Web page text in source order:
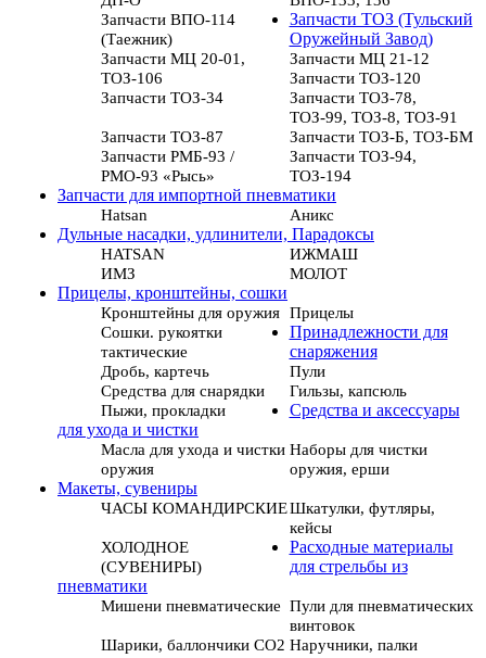
Запчасти ВПО-114
(Таежник)
Запчасти ТОЗ (Тульский
Оружейный Завод)
Запчасти МЦ 20-01,
ТОЗ-106
Запчасти МЦ 21-12
Запчасти ТОЗ-120
Запчасти ТОЗ-34
Запчасти ТОЗ-78,
ТОЗ-99, ТОЗ-8, ТОЗ-91
Запчасти ТОЗ-87
Запчасти ТОЗ-Б, ТОЗ-БМ
Запчасти РМБ-93 /
РМО-93 «Рысь»
Запчасти ТОЗ-94,
ТОЗ-194
Запчасти для импортной пневматики
Hatsan
Аникс
Дульные насадки, удлинители, Парадоксы
HATSAN
ИЖМАШ
ИМЗ
МОЛОТ
Прицелы, кронштейны, сошки
Кронштейны для оружия Прицелы
Сошки. рукоятки
тактические
Принадлежности для
снаряжения
Дробь, картечь
Пули
Средства для снарядки
Гильзы, капсюль
Пыжи, прокладки
Средства и аксессуары
для ухода и чистки
Масла для ухода и чистки
оружия
Наборы для чистки
оружия, ерши
Макеты, сувениры
ЧАСЫ КОМАНДИРСКИЕШкатулки, футляры,
кейсы
ХОЛОДНОЕ
(СУВЕНИРЫ)
Расходные материалы
для стрельбы из
пневматики
Мишени пневматические Пули для пневматических
винтовок
Шарики, баллончики СО2 Наручники, палки